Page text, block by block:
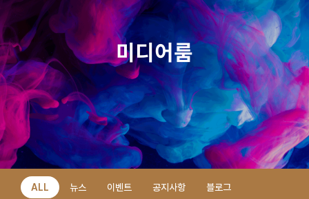
추천 검색어
WRMS WDMS SAP ERP
렌탈 모빌리티 클라우드
미디어룸
ALL 뉴스 이벤트 공지사항 블로그